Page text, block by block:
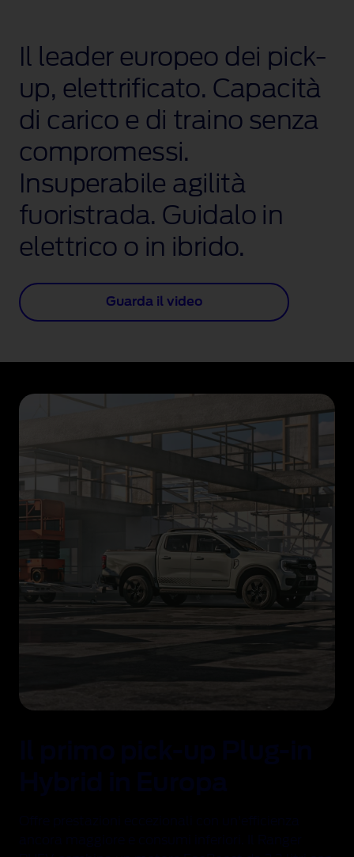
Il leader europeo dei pick-
up, elettrificato. Capacità
di carico e di traino senza
compromessi.
Insuperabile agilità
fuoristrada. Guidalo in
elettrico o in ibrido.
Guarda il video